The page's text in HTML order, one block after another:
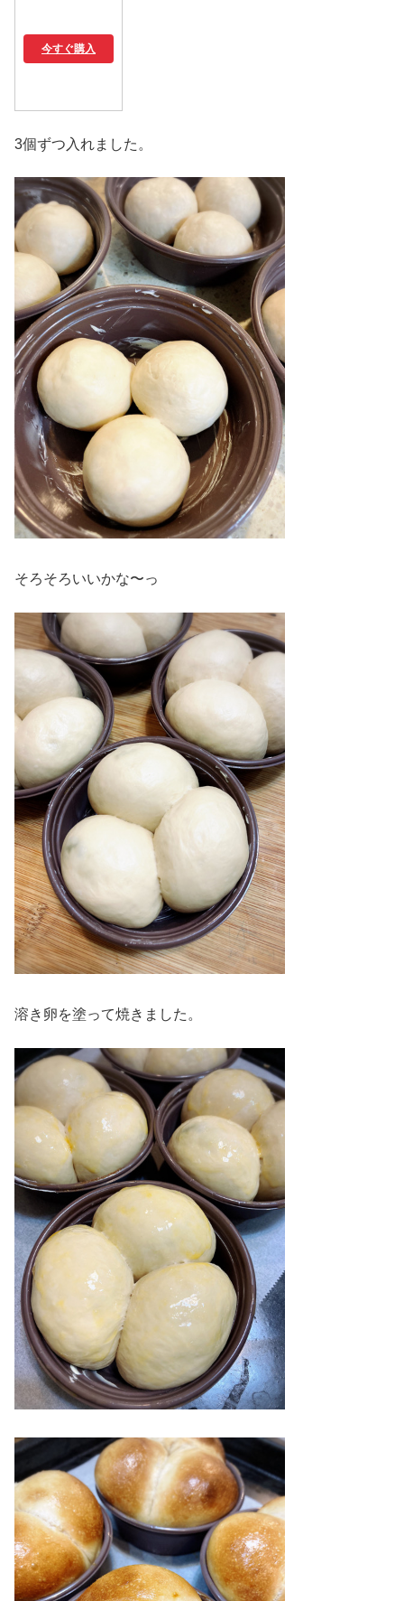
今すぐ購入
3個ずつ入れました。
そろそろいいかな〜っ
溶き卵を塗って焼きました。